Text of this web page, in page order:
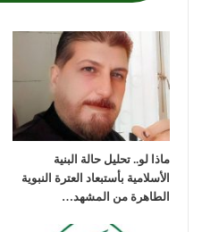
ماذا لو.. تحليل حالة البنية
الأسلامية بأستبعاد العترة النبوية
الطاهرة من المشهد…